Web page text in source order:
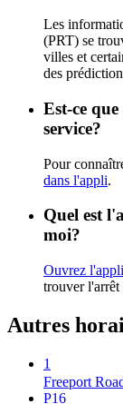
Les
(PRT) se
villes et
des
Est-ce
service?
Pour
dans l'appli.
Quel est
moi?
Ouvrez l'appli
trouver l'arrêt
Autres
1
Freeport
P16